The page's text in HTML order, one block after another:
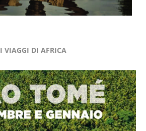
I VIAGGI DI AFRICA